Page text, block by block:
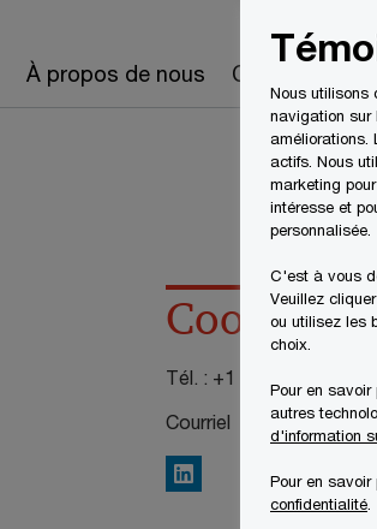
À propos de nous Carrières
Tél. : +1 514 205 5427
Courriel
LinkedIn
Nous utilisons
navigation sur
améliorations.
actifs. Nous
marketing
intéresse et
personnalisée.
C'est à vous
Veuillez
ou utilisez les
choix.
Pour en
autres
d'information
Pour en savoir
confidentialité